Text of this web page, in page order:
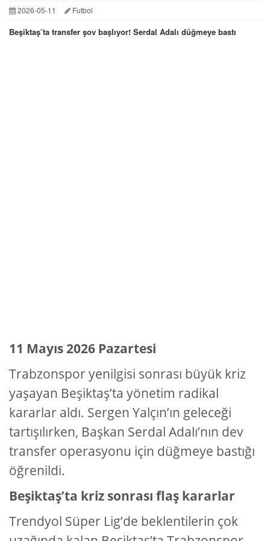
2026-05-11 Futbol
Beşiktaş’ta transfer şov başlıyor! Serdal Adalı düğmeye bastı
11 Mayıs 2026 Pazartesi
Trabzonspor yenilgisi sonrası büyük kriz
yaşayan Beşiktaş’ta yönetim radikal
kararlar aldı. Sergen Yalçın’ın geleceği
tartışılırken, Başkan Serdal Adalı’nın dev
transfer operasyonu için düğmeye bastığı
öğrenildi.
Beşiktaş’ta kriz sonrası flaş kararlar
Trendyol Süper Lig’de beklentilerin çok